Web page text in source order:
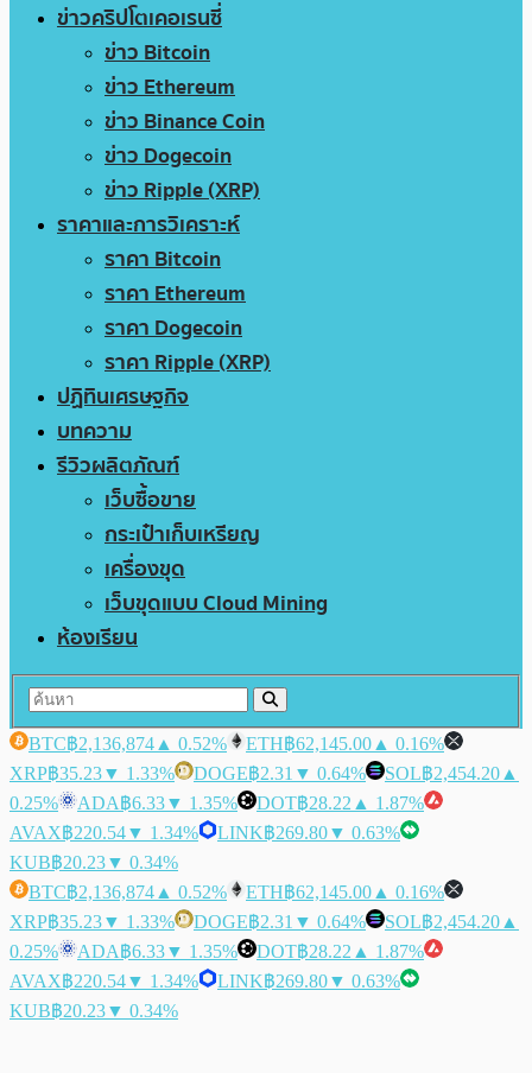
ข่าวคริปโตเคอเรนซี่
ข่าว Bitcoin
ข่าว Ethereum
ข่าว Binance Coin
ข่าว Dogecoin
ข่าว Ripple (XRP)
ราคาและการวิเคราะห์
ราคา Bitcoin
ราคา Ethereum
ราคา Dogecoin
ราคา Ripple (XRP)
ปฏิทินเศรษฐกิจ
บทความ
รีวิวผลิตภัณฑ์
เว็บซื้อขาย
กระเป๋าเก็บเหรียญ
เครื่องขุด
เว็บขุดแบบ Cloud Mining
ห้องเรียน
BTC฿2,136,874 ▲ 0.52% ETH฿62,145.00 ▲ 0.16%
XRP฿35.23▼ 1.33% DOGE฿2.31 ▼ 0.64% SOL฿2,454.20 ▲
0.25%
ADA฿6.33▼ 1.35% DOT฿28.22 ▲ 1.87%
AVAX฿220.54▼ 1.34% LINK฿269.80▼ 0.63%
KUB฿20.23▼ 0.34%
BTC฿2,136,874 ▲ 0.52% ETH฿62,145.00 ▲ 0.16%
XRP฿35.23▼ 1.33% DOGE฿2.31 ▼ 0.64% SOL฿2,454.20 ▲
0.25%
ADA฿6.33▼ 1.35% DOT฿28.22 ▲ 1.87%
AVAX฿220.54▼ 1.34% LINK฿269.80▼ 0.63%
KUB฿20.23▼ 0.34%